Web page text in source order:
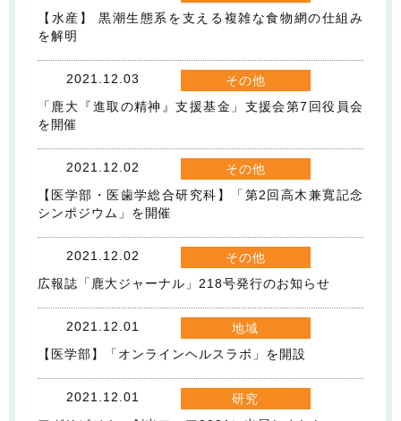
【水産】 黒潮生態系を支える複雑な食物網の仕組み
を解明
2021.12.03
その他
「鹿大『進取の精神』支援基金」支援会第7回役員会
を開催
2021.12.02
その他
【医学部・医歯学総合研究科】「第2回高木兼寬記念
シンポジウム」を開催
2021.12.02
その他
広報誌「鹿大ジャーナル」218号発行のお知らせ
2021.12.01
地域
【医学部】「オンラインヘルスラボ」を開設
2021.12.01
研究